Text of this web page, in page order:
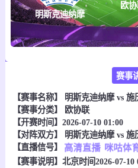
明斯克迪纳摩
欧
赛事
【赛事名称】
明斯克迪纳摩 vs 施
【赛事分类】
欧协联
【开赛时间】2026-07-10 01:00
【对阵双方】
明斯克迪纳摩 vs 施
【直播信号】
高清直播 咪咕体
【赛事说明】北京时间2026-07-